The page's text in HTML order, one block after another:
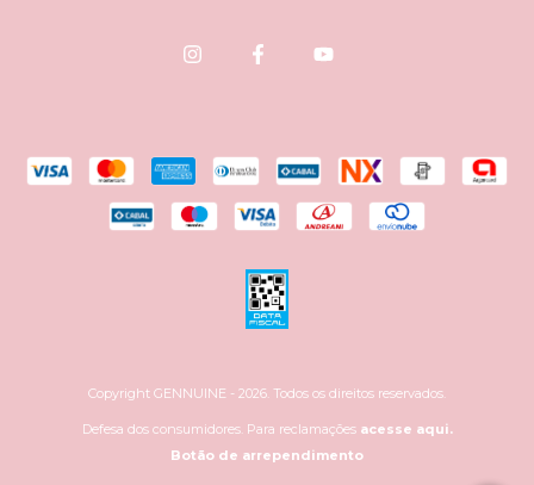
Copyright GENNUINE - 2026. Todos os direitos reservados.
Defesa dos consumidores. Para reclamações acesse aqui.
Botão de arrependimento